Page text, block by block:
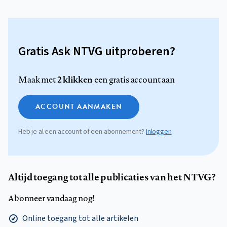
Gratis Ask NTVG uitproberen?
Maak met2 klikkeneen gratis account aan
ACCOUNT AANMAKEN
Heb je al een account of een abonnement?Inloggen
Altijd toegang tot alle publicaties van het NTVG?
Abonneer vandaag nog!
Online toegang tot alle artikelen